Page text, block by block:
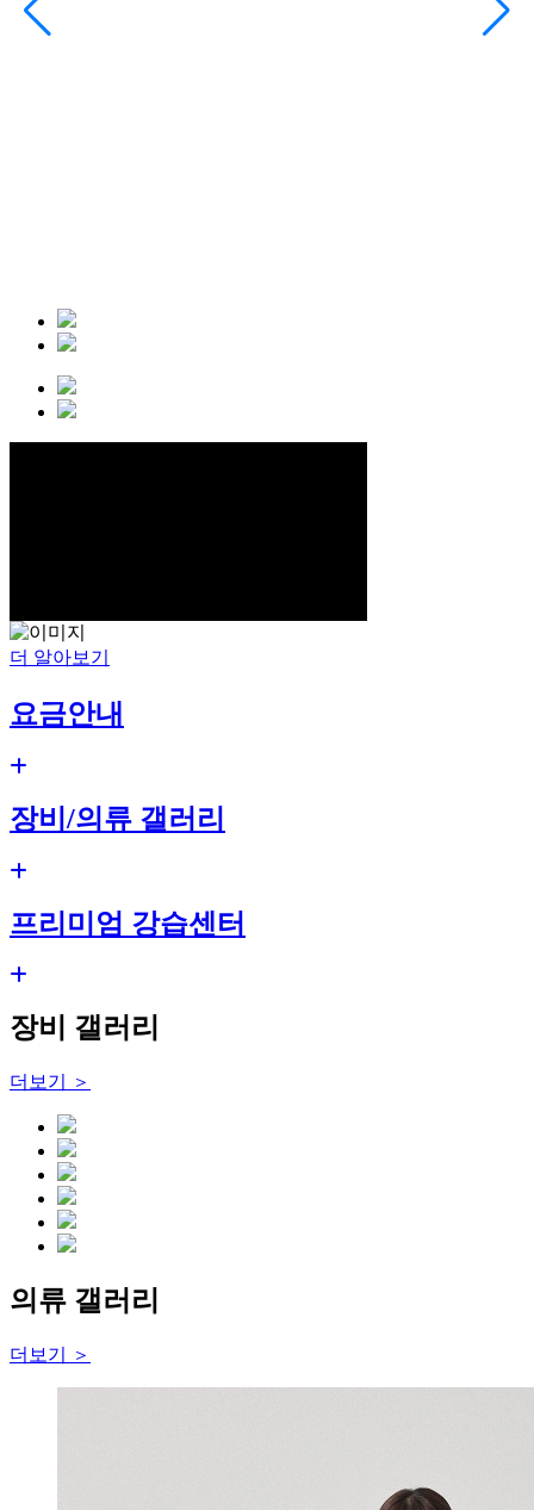
더 알아보기
요금안내
장비/의류 갤러리
프리미엄 강습센터
장비 갤러리
더보기 ＞
의류 갤러리
더보기 ＞